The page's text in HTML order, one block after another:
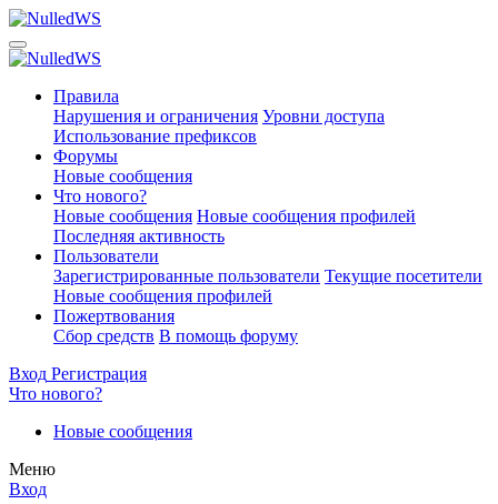
Правила
Нарушения и ограничения Уровни доступа
Использование префиксов
Форумы
Новые сообщения
Что нового?
Новые сообщения Новые сообщения профилей
Последняя активность
Пользователи
Зарегистрированные пользователи Текущие посетители
Новые сообщения профилей
Пожертвования
Сбор средств В помощь форуму
Вход Регистрация
Что нового?
Новые сообщения
Меню
Вход